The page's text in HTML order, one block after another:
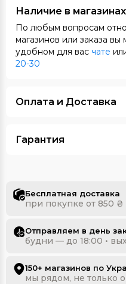
Наличие в магазинах
По любым вопросам
магазинов или заказа вы
удобном для вас чате
20-30
Оплата и Доставка
Гарантия
Бесплатная доставка
при покупке от 850 ₴
Отправляем в день
будни — до 18:00 •
150+ магазинов по
мы рядом, не только